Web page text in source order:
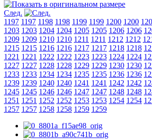
След.
1197 1197 1198 1198 1199 1199 1200 1200
1203 1203 1204 1204 1205 1205 1206 1206
1209 1209 1210 1210 1211 1211 1212 1212
1215 1215 1216 1216 1217 1217 1218 1218
1221 1221 1222 1222 1223 1223 1224 1224
1227 1227 1228 1228 1229 1229 1230 1230
1233 1233 1234 1234 1235 1235 1236 1236
1239 1239 1240 1240 1241 1241 1242 1242
1245 1245 1246 1246 1247 1247 1248 1248
1251 1251 1252 1252 1253 1253 1254 1254
1257 1257 1258 1258 1259 1259